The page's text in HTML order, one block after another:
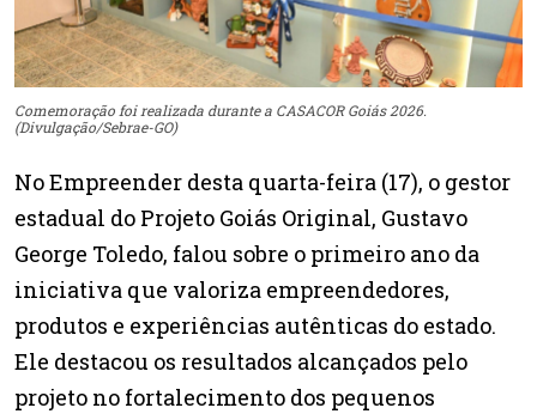
Comemoração foi realizada durante a CASACOR Goiás 2026.
(Divulgação/Sebrae-GO)
No Empreender desta quarta-feira (17), o gestor
estadual do Projeto Goiás Original, Gustavo
George Toledo, falou sobre o primeiro ano da
iniciativa que valoriza empreendedores,
produtos e experiências autênticas do estado.
Ele destacou os resultados alcançados pelo
projeto no fortalecimento dos pequenos